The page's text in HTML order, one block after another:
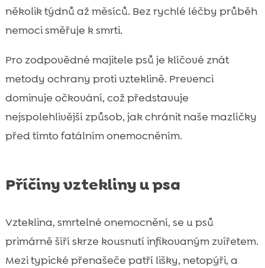
několik týdnů až měsíců. Bez rychlé léčby průběh
nemoci směřuje k smrti.
Pro zodpovědné majitele psů je klíčové znát
metody ochrany proti vzteklině. Prevenci
dominuje očkování, což představuje
nejspolehlivější způsob, jak chránit naše mazlíčky
před tímto fatálním onemocněním.
Příčiny vztekliny u psa
Vzteklina, smrtelné onemocnění, se u psů
primárně šíří skrze kousnutí infikovaným zvířetem.
Mezi typické přenašeče patří lišky, netopýři, a